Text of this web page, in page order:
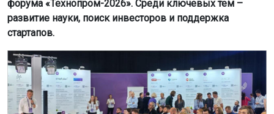
форума «Технопром-2026». Среди ключевых тем –
развитие науки, поиск инвесторов и поддержка
стартапов.